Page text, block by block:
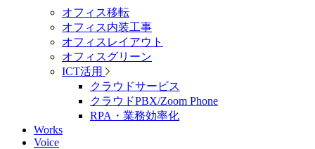
オフィス移転
オフィス内装工事
オフィスレイアウト
オフィスグリーン
ICT活用
クラウドサービス
クラウドPBX/Zoom Phone
RPA・業務効率化
Works
Voice